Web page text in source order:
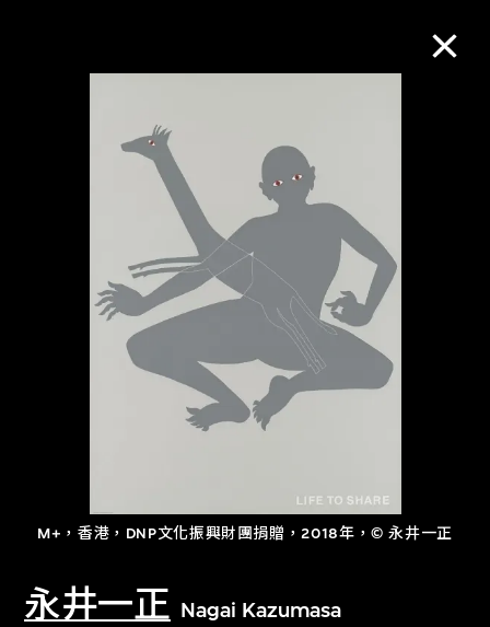
M+，香港，DNP文化振興財團捐贈，2018年，© 永井一正
永井一正 Nagai Kazumasa
M+藏品
進一步篩選
關於M+藏品
探索世界頂級的二十及二十一世紀視覺